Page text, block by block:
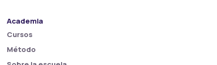
Academia
Cursos
Método